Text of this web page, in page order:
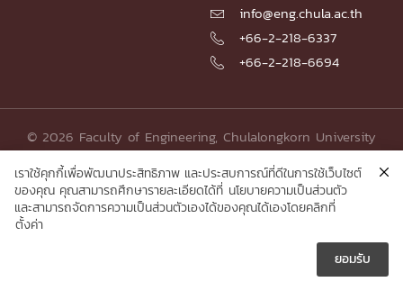

 info@eng.chula.ac.th
 +66-2-218-6337
 +66-2-218-6694
© 2026 Faculty of Engineering, Chulalongkorn University
เราใช้คุกกี้เพื่อพัฒนาประสิทธิภาพ และประสบการณ์ที่ดีในการใช้เว็บไซต์
ของคุณ คุณสามารถศึกษารายละเอียดได้ที่ นโยบายความเป็นส่วนตัว
และสามารถจัดการความเป็นส่วนตัวเองได้ของคุณได้เองโดยคลิกที่
ตั้งค่า
ยอมรับ